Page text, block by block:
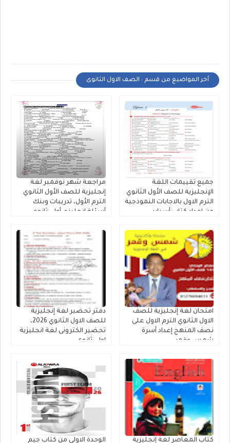
أخر المواضيع من قسم : الصف الاول الثانوى
جميع تقييمات اللغة
الإنجليزية للصف الأول الثانوي
الترم الاول بالاجابات النموذجية
من إعداد كتاب أسباير
مراجعة شهر نوفمبر لغة
إنجليزية للصف الأول الثانوي
الترم الأول، تدريبات وبنك
أسئلة إنجليزي أولى ثانوي
امتحان لغة إنجليزية للصف
الاول الثانوي الترم الاول على
نصف المنهج إعداد أسرة
شمس وقمر
دفتر تحضير لغة إنجليزية
للصف الاول الثانوي 2026،
تحضير الكترونى لغة انجليزية
اولى ثانوى
كتاب المعاصر لغة إنجليزية
الوحدة الاولى من كتاب جيم